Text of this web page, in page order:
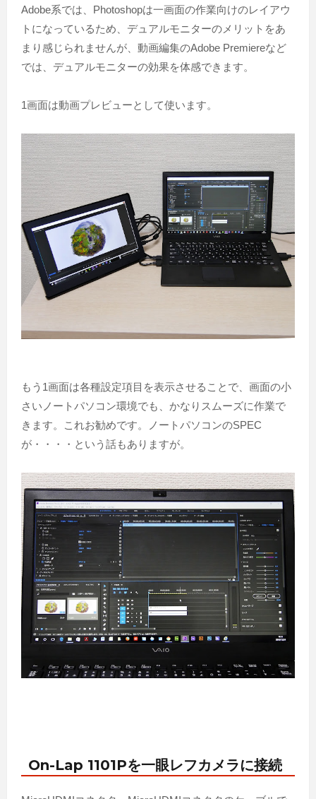
Adobe系では、Photoshopは一画面の作業向けのレイアウ
トになっているため、デュアルモニターのメリットをあ
まり感じられませんが、動画編集のAdobe Premiereなど
では、デュアルモニターの効果を体感できます。
1画面は動画プレビューとして使います。
もう1画面は各種設定項目を表示させることで、画面の小
さいノートパソコン環境でも、かなりスムーズに作業で
きます。これお勧めです。ノートパソコンのSPEC
が・・・・という話もありますが。
On-Lap 1101Pを一眼レフカメラに接続